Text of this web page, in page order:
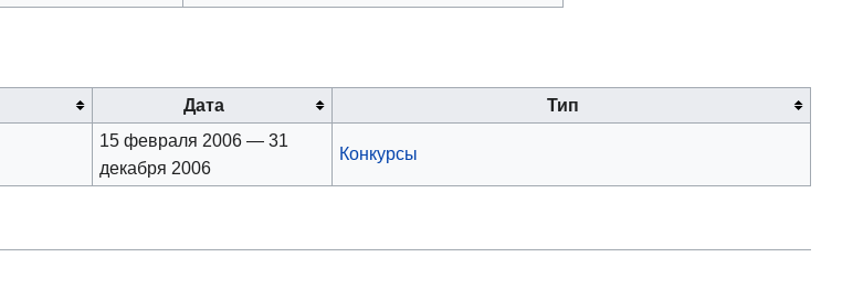
Дата Тип
15 февраля 2006 — 31
декабря 2006
Конкурсы